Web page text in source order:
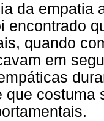
da empatia
encontrado
quando
em
que costuma